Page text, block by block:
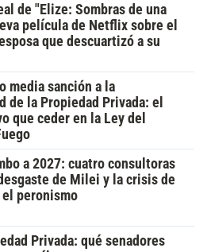
de "Elize: Sombras de una
película de Netflix sobre el
que descuartizó a su
media sanción a la
de la Propiedad Privada: el
que ceder en la Ley del
a 2027: cuatro consultoras
de Milei y la crisis de
el peronismo
Privada: qué senadores